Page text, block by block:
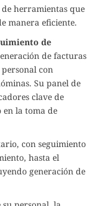
herramientas que
manera eficiente.
de
de facturas
con
Su panel de
clave de
la toma de
con seguimiento
hasta el
generación de